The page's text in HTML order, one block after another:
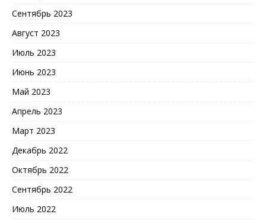
Сентябрь 2023
Август 2023
Июль 2023
Июнь 2023
Май 2023
Апрель 2023
Март 2023
Декабрь 2022
Октябрь 2022
Сентябрь 2022
Июль 2022